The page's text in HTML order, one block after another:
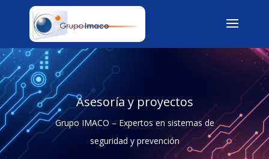
Asesoría y proyectos
Grupo IMACO – Expertos en sistemas de
seguridad y prevención